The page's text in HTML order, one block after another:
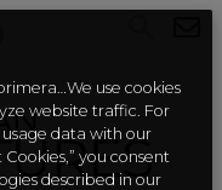
use cookies
website traffic. For
usage data with our
you consent
described in our